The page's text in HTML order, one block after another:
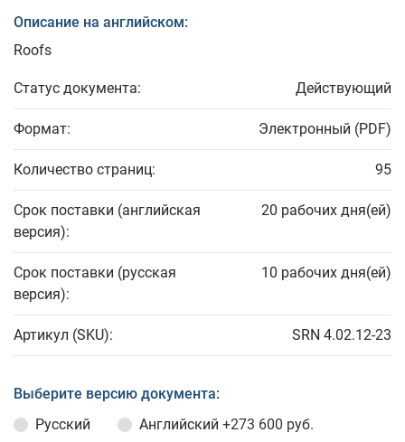
Описание на английском:
Roofs
Статус документа: Действующий
Формат: Электронный (PDF)
Количество страниц: 95
Срок поставки (английская
версия):
20 рабочих дня(ей)
Срок поставки (русская
версия):
10 рабочих дня(ей)
Артикул (SKU): SRN 4.02.12-23
Выберите версию документа:
Русский
Английский +273 600 руб.